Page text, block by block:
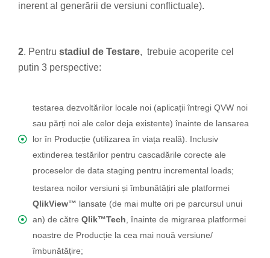
inerent al generării de versiuni conflictuale).
2. Pentru stadiul de Testare, trebuie acoperite cel
putin 3 perspective:
testarea dezvoltărilor locale noi (aplicații întregi QVW noi
sau părți noi ale celor deja existente) înainte de lansarea
lor în Producție (utilizarea în viața reală). Inclusiv
extinderea testărilor pentru cascadările corecte ale
proceselor de data staging pentru incremental loads;
testarea noilor versiuni și îmbunătățiri ale platformei
QlikView™ lansate (de mai multe ori pe parcursul unui
an) de către Qlik™Tech, înainte de migrarea platformei
noastre de Producție la cea mai nouă versiune/
îmbunătățire;